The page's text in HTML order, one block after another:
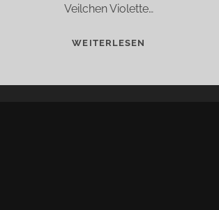
Veilchen Violette…
WEITERLESEN